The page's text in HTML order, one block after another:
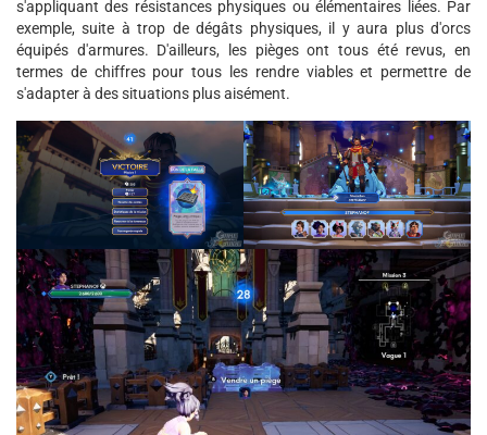
s'appliquant des résistances physiques ou élémentaires liées. Par
exemple, suite à trop de dégâts physiques, il y aura plus d'orcs
équipés d'armures. D'ailleurs, les pièges ont tous été revus, en
termes de chiffres pour tous les rendre viables et permettre de
s'adapter à des situations plus aisément.